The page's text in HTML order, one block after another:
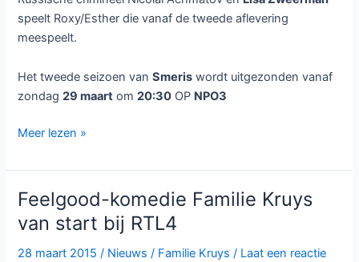
speelt Roxy/Esther die vanaf de tweede aflevering
meespeelt.
Het tweede seizoen vanSmeris wordt uitgezonden vanaf
zondag29 maart om20:30 OP NPO3
Tweede
Smeris
bij
NPO3
Meer lezen »
Feelgood-komedie Familie Kruys
van start bij RTL4
28 maart 2015/ Nieuws / Familie Kruys / Laat een reactie